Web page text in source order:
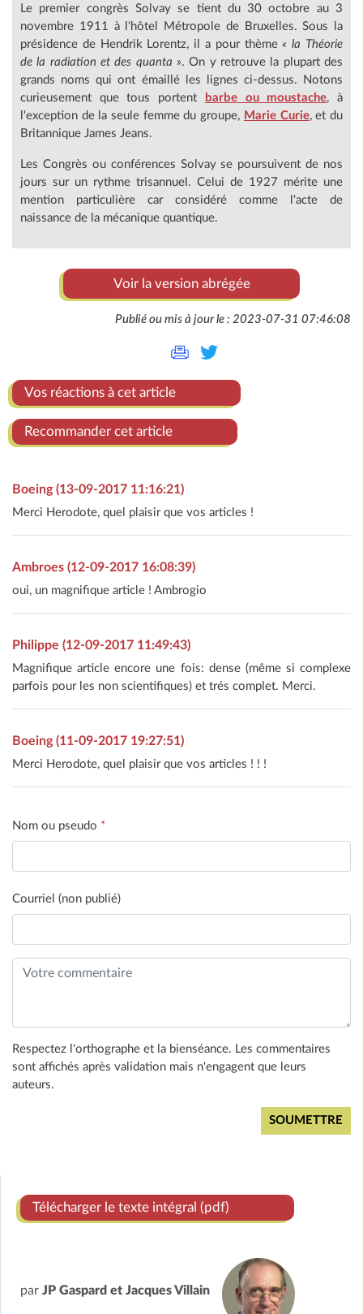
Le premier congrès Solvay se tient du 30 octobre au 3
novembre 1911 à l'hôtel Métropole de Bruxelles. Sous la
présidence de Hendrik Lorentz, il a pour thème« la Théorie
de la radiation et des quanta ». On y retrouve la plupart des
grands noms qui ont émaillé les lignes ci-dessus. Notons
curieusement que tous portent
barbe ou moustache, à
l'exception de la seule femme du groupe, Marie Curie, et du
Britannique James Jeans.
Les Congrès ou conférences Solvay se poursuivent de nos
jours sur un rythme trisannuel. Celui de 1927 mérite une
mention particulière car considéré comme l'acte de
naissance de la mécanique quantique.
Voir la version abrégée
Publié ou mis à jour le : 2023-07-31 07:46:08
Vos réactions à cet article
Recommander cet article
Boeing (13-09-2017 11:16:21)
Merci Herodote, quel plaisir que vos articles !
Ambroes (12-09-2017 16:08:39)
oui, un magnifique article ! Ambrogio
Philippe (12-09-2017 11:49:43)
Magnifique article encore une fois: dense (même si complexe
parfois pour les non scientifiques) et trés complet. Merci.
Boeing (11-09-2017 19:27:51)
Merci Herodote, quel plaisir que vos articles ! ! !
Nom ou pseudo *
Courriel (non publié)
Respectez l'orthographe et la bienséance. Les commentaires
sont affichés après validation mais n'engagent que leurs
auteurs.
Télécharger le texte intégral (pdf)
par JP Gaspard et Jacques Villain